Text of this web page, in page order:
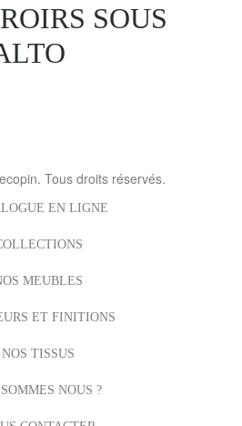
SOUS
. Tous droits réservés.
EN LIGNE
MEUBLES
ET FINITIONS
NOS TISSUS
NOUS ?